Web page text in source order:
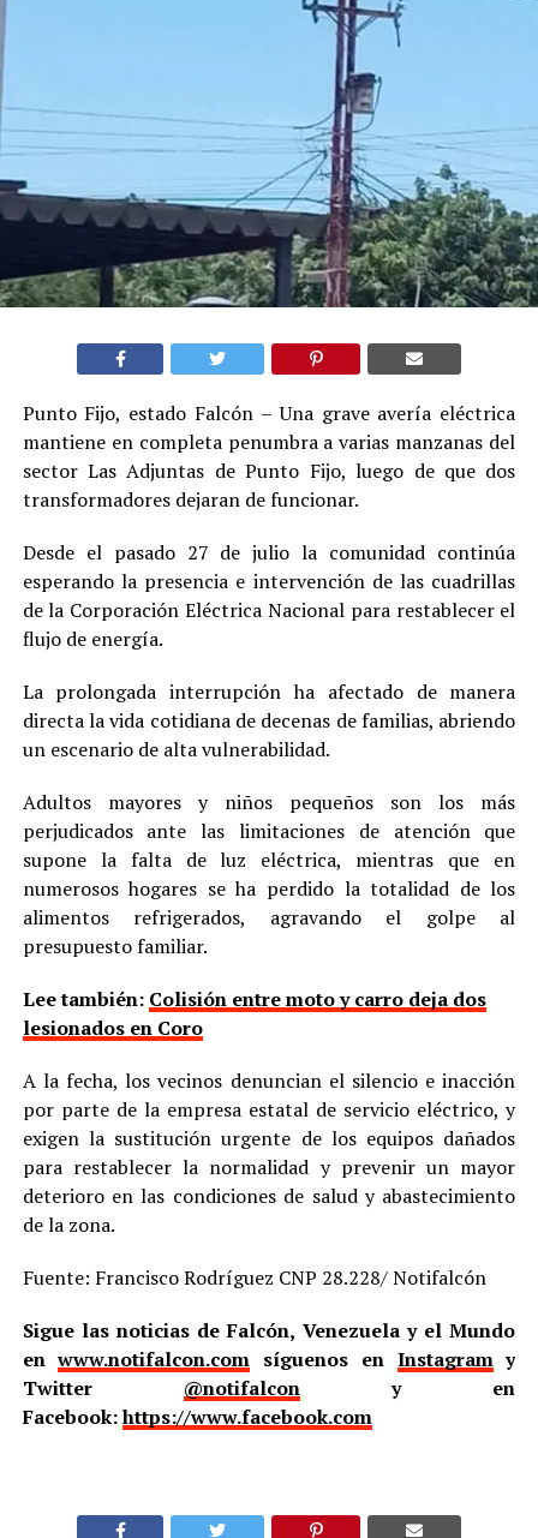
Punto Fijo, estado Falcón – Una grave avería eléctrica
mantiene en completa penumbra a varias manzanas del
sector Las Adjuntas de Punto Fijo, luego de que dos
transformadores dejaran de funcionar.
Desde el pasado 27 de julio la comunidad continúa
esperando la presencia e intervención de las cuadrillas
de la Corporación Eléctrica Nacional para restablecer el
flujo de energía.
La prolongada interrupción ha afectado de manera
directa la vida cotidiana de decenas de familias, abriendo
un escenario de alta vulnerabilidad.
Adultos mayores y niños pequeños son los más
perjudicados ante las limitaciones de atención que
supone la falta de luz eléctrica, mientras que en
numerosos hogares se ha perdido la totalidad de los
alimentos refrigerados, agravando el golpe al
presupuesto familiar.
Lee también: Colisión entre moto y carro deja dos
lesionados en Coro
A la fecha, los vecinos denuncian el silencio e inacción
por parte de la empresa estatal de servicio eléctrico, y
exigen la sustitución urgente de los equipos dañados
para restablecer la normalidad y prevenir un mayor
deterioro en las condiciones de salud y abastecimiento
de la zona.
Fuente: Francisco Rodríguez CNP 28.228/ Notifalcón
Sigue las noticias de Falcón, Venezuela y el Mundo
enwww.notifalcon.com síguenos en Instagramy
Twitter @notifalcony en
Facebook:https://www.facebook.com